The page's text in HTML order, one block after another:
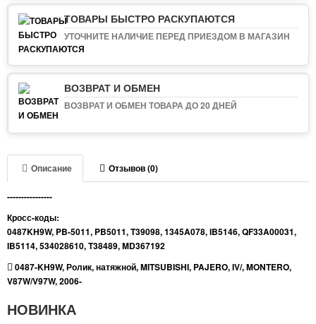
ТОВАРЫ БЫСТРО РАСКУПАЮТСЯ
УТОЧНИТЕ НАЛИЧИЕ ПЕРЕД ПРИЕЗДОМ В МАГАЗИН
ВОЗВРАТ И ОБМЕН
ВОЗВРАТ И ОБМЕН ТОВАРА ДО 20 ДНЕЙ
Описание Отзывов (0)
----------------
Кросс-коды:
0487KH9W, PB-5011, PB5011, T39098, 1345A078, IB5146, QF33A00031,
IB5114, 534028610, T38489, MD367192
0487-KH9W,Ролик,натяжной,MITSUBISHI, PAJERO,IV/,MONTERO,
V87W/V97W,2006-
НОВИНКА